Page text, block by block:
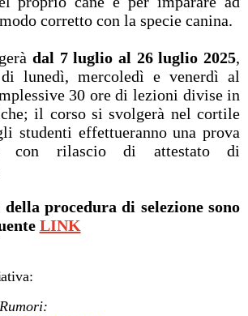
modo corretto con la specie canina.
dal 7 luglio al 26 luglio 2025,
lunedì, mercoledì e venerdì al
30 ore di lezioni divise in
il corso si svolgerà nel cortile
studenti effettueranno una prova
con rilascio di attestato di
procedura di selezione sono
LINK